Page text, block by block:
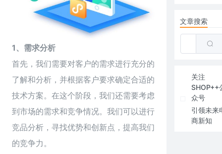
1、需求分析
首先，我们需要对客户的需求进行充分的
了解和分析，并根据客户要求确定合适的
技术方案。在这个阶段，我们还需要考虑
到市场的需求和竞争情况。我们可以进行
竞品分析，寻找优势和创新点，提高我们
的竞争力。
文章搜索
关注
SHOP++
众号
引领未来
商新知